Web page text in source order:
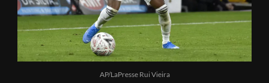
AP/LaPresse Rui Vieira